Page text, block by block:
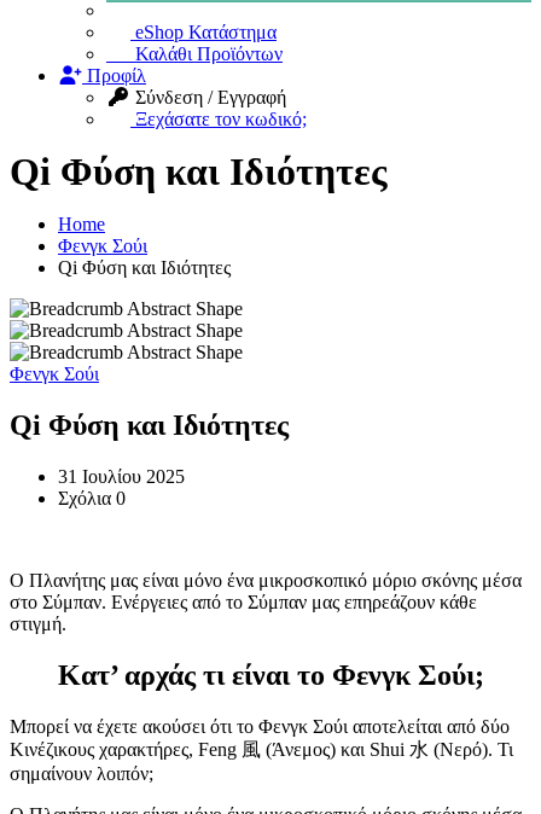
eShop Κατάστημα
Καλάθι Προϊόντων
Προφίλ
Σύνδεση / Εγγραφή
Ξεχάσατε τον κωδικό;
Qi Φύση και Ιδιότητες
Home
Φενγκ Σούι
Qi Φύση και Ιδιότητες
Φενγκ Σούι
Qi Φύση και Ιδιότητες
31 Ιουλίου 2025
Σχόλια 0
Ο Πλανήτης μας είναι μόνο ένα μικροσκοπικό μόριο σκόνης μέσα
στο Σύμπαν. Ενέργειες από το Σύμπαν μας επηρεάζουν κάθε
στιγμή.
Κατ’ αρχάς τι είναι το Φενγκ Σούι;
Μπορεί να έχετε ακούσει ότι το Φενγκ Σούι αποτελείται από δύο
Κινέζικους χαρακτήρες, Feng 風 (Άνεμος) και Shui 水 (Νερό). Τι
σημαίνουν λοιπόν;